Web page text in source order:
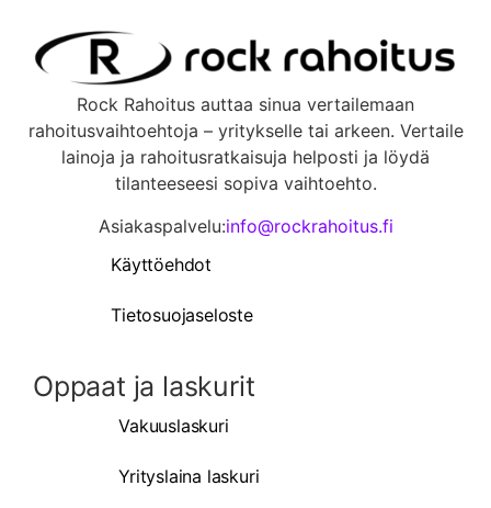
Rock Rahoitus auttaa sinua vertailemaan
rahoitusvaihtoehtoja – yritykselle tai arkeen. Vertaile
lainoja ja rahoitusratkaisuja helposti ja löydä
tilanteeseesi sopiva vaihtoehto.
Asiakaspalvelu:info@rockrahoitus.fi
Käyttöehdot
Tietosuojaseloste
Oppaat ja laskurit
Vakuuslaskuri
Yrityslaina laskuri